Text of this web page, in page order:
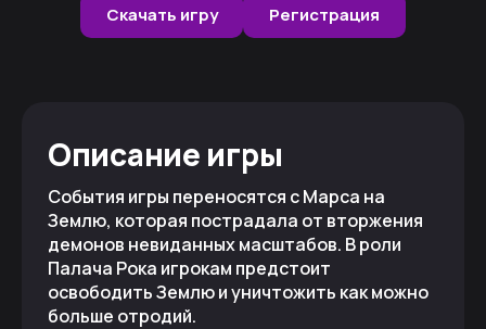
Скачать игру Регистрация
Описание игры
События игры переносятся с Марса на
Землю, которая пострадала от вторжения
демонов невиданных масштабов. В роли
Палача Рока игрокам предстоит
освободить Землю и уничтожить как можно
больше отродий.